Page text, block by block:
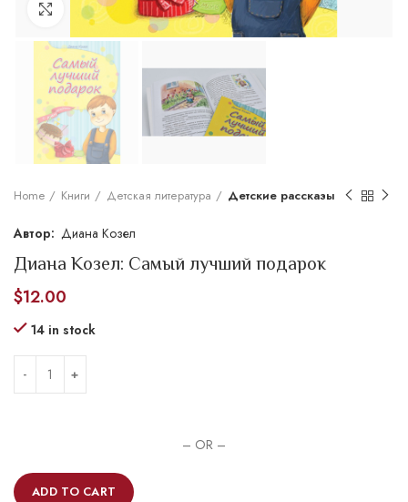
Увеличить
Home Книги Детская литература Детские рассказы
Диана Козел
Диана Козел: Самый лучший подарок
$12.00
14 in stock
– OR –
ADD TO CART